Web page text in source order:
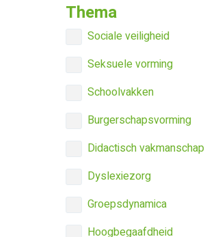
Thema
Sociale veiligheid
Seksuele vorming
Schoolvakken
Burgerschapsvorming
Didactisch vakmanschap
Dyslexiezorg
Groepsdynamica
Hoogbegaafdheid